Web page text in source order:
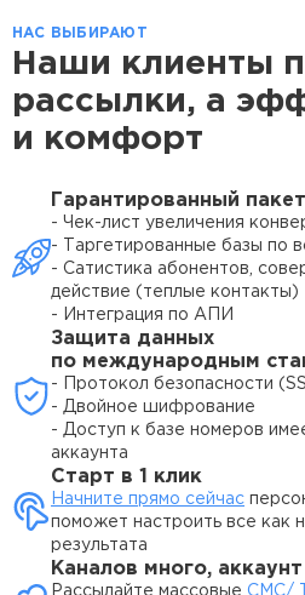
НАС ВЫБИРАЮТ
Наши клиенты
рассылки, а
и комфорт
Гарантированный
- Чек-лист увеличения
- Таргетированные базы по
- Сатистика абонентов,
действие (теплые контакты)
- Интеграция по АПИ
Защита данных
по международным
- Протокол безопасности
- Двойное шифрование
- Доступ к базе номеров
аккаунта
Старт в 1 клик
Начните прямо сейчас
поможет настроить все как
результата
Каналов много, аккаунт
Рассылайте массовые СМС/